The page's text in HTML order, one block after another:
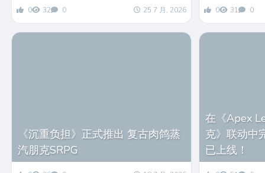
0 32 0 25 7 月, 2026 0 31 0
《沉重负担》正式推出 复古肉鸽蒸
汽朋克SRPG
在《Apex
克》联动中
已上线！